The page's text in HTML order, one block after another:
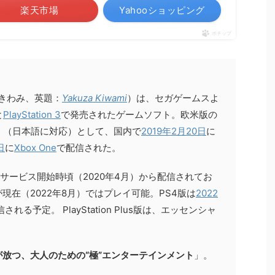
楽天市場 Yahooショッピング
ポチップ
わみ、英題： Yakuza Kiwami）は、セガゲームスよ
PlayStation 3で発売されたゲームソフト。欧米版の
日本語に対応）として、国内で2019年2月20日に
にXbox Oneで配信された。
ービス開始時頃（2020年4月）から配信されてお
在（2022年8月）ではプレイ可能。PS4版は2022
される予定。 PlayStation Plus版は、エッセンシャ
つ、大人のための“極”エンターテインメント 」。